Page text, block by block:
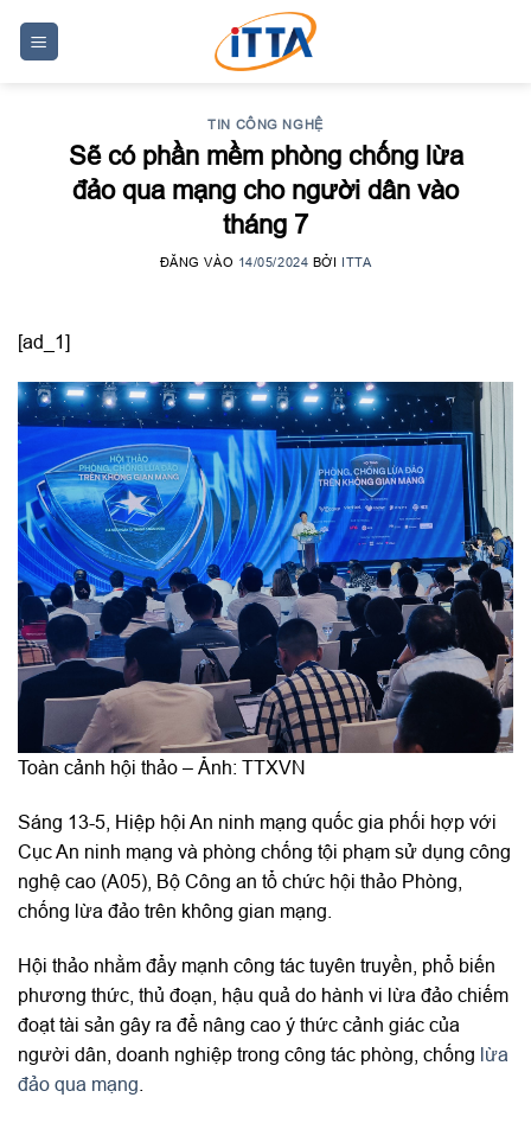
TIN CÔNG NGHỆ
Sẽ có phần mềm phòng chống lừa
đảo qua mạng cho người dân vào
tháng 7
ĐĂNG VÀO 14/05/2024 BỞI ITTA
[ad_1]
Toàn cảnh hội thảo – Ảnh: TTXVN
Sáng 13-5, Hiệp hội An ninh mạng quốc gia phối hợp với
Cục An ninh mạng và phòng chống tội phạm sử dụng công
nghệ cao (A05), Bộ Công an tổ chức hội thảo Phòng,
chống lừa đảo trên không gian mạng.
Hội thảo nhằm đẩy mạnh công tác tuyên truyền, phổ biến
phương thức, thủ đoạn, hậu quả do hành vi lừa đảo chiếm
đoạt tài sản gây ra để nâng cao ý thức cảnh giác của
người dân, doanh nghiệp trong công tác phòng, chống lừa
đảo qua mạng